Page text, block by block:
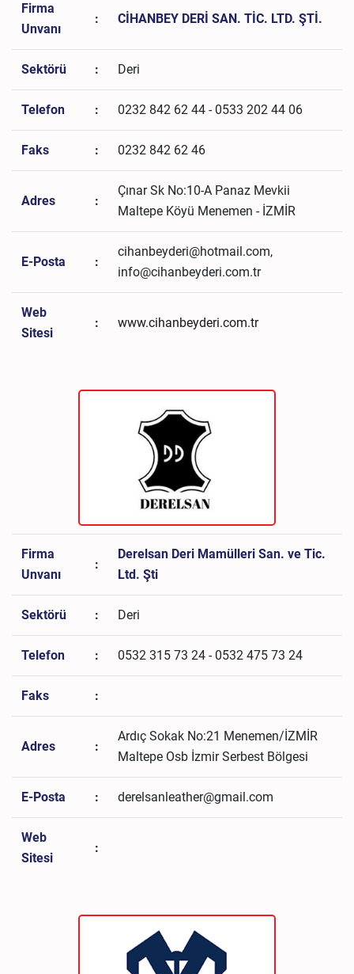
Firma
Unvanı
: CİHANBEY DERİ SAN. TİC. LTD. ŞTİ.
Sektörü : Deri
Telefon : 0232 842 62 44 - 0533 202 44 06
Faks : 0232 842 62 46
Adres :
Çınar Sk No:10-A Panaz Mevkii
Maltepe Köyü Menemen - İZMİR
E-Posta :
cihanbeyderi@hotmail.com,
info@cihanbeyderi.com.tr
Web
Sitesi
: www.cihanbeyderi.com.tr
Firma
Unvanı
:
Derelsan Deri Mamülleri San. ve Tic.
Ltd. Şti
Sektörü : Deri
Telefon : 0532 315 73 24 - 0532 475 73 24
Faks :
Adres :
Ardıç Sokak No:21 Menemen/İZMİR
Maltepe Osb İzmir Serbest Bölgesi
E-Posta : derelsanleather@gmail.com
Web
Sitesi
: